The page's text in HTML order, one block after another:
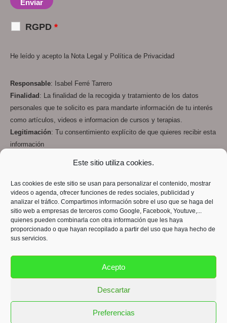
Este sitio utiliza cookies.
Las cookies de este sitio se usan para personalizar el contenido, mostrar
videos o agenda, ofrecer funciones de redes sociales, publicidad y
analizar el tráfico. Compartimos información sobre el uso que se haga del
sitio web a empresas de terceros como Google, Facebook, Youtuve,...
quienes pueden combinarla con otra información que les haya
proporcionado o que hayan recopilado a partir del uso que haya hecho de
sus servicios.
Acepto
Descartar
Preferencias
RGPD *
He leído y acepto la Nota Legal y Política de Privacidad
Responsable: Isabel Ferré Tarrero
Finalidad : La finalidad de la recogida y tratamiento de los datos
personales que te solicito es para mandarte información de tu interés
como artículos, videos e informacion de cursos y terapias.
Legitimación: Tu consentimiento explícito de que quieres recibir esta
información
cumplen con la RGPD
Derechos: Podrás ejercer tus derechos de acceso, rectificación,
limitación y suprimir los datos en info@despiertatucamino.com así
como el derecho a presentar una reclamación ante una autoridad de
control.